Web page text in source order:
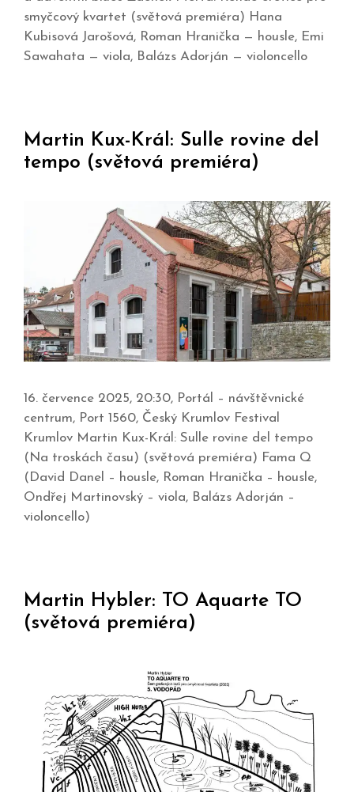
smyčcový kvartet (světová premiéra) Hana
Kubisová Jarošová, Roman Hranička — housle, Emi
Sawahata — viola, Balázs Adorján — violoncello
Martin Kux-Král: Sulle rovine del
tempo (světová premiéra)
16. července 2025, 20:30, Portál – návštěvnické
centrum, Port 1560, Český Krumlov Festival
Krumlov Martin Kux-Král: Sulle rovine del tempo
(Na troskách času) (světová premiéra) Fama Q
(David Danel – housle, Roman Hranička – housle,
Ondřej Martinovský – viola, Balázs Adorján –
violoncello)
Martin Hybler: TO Aquarte TO
(světová premiéra)